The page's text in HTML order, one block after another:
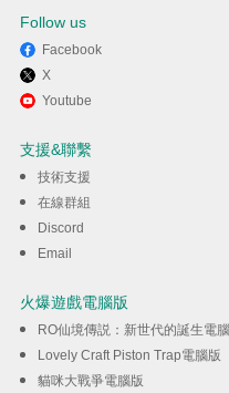
透過逍遙
Follow us
Facebook
X
Youtube
支援&聯繫
技術支援
在線群組
Discord
Email
火爆遊戲電腦版
RO仙境傳説：新世代的誕生電
Lovely Craft Piston Trap電腦版
貓咪大戰爭電腦版